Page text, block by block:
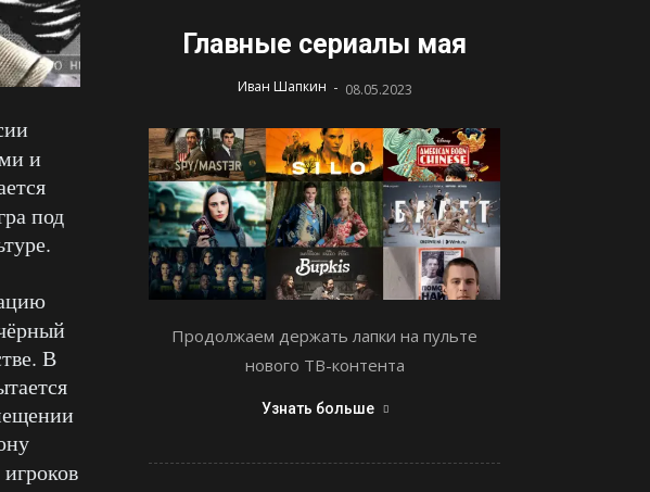
и
под
В
Главные сериалы мая
Иван Шапкин - 08.05.2023
Продолжаем держать лапки на пульте
нового ТВ-контента
Узнать больше